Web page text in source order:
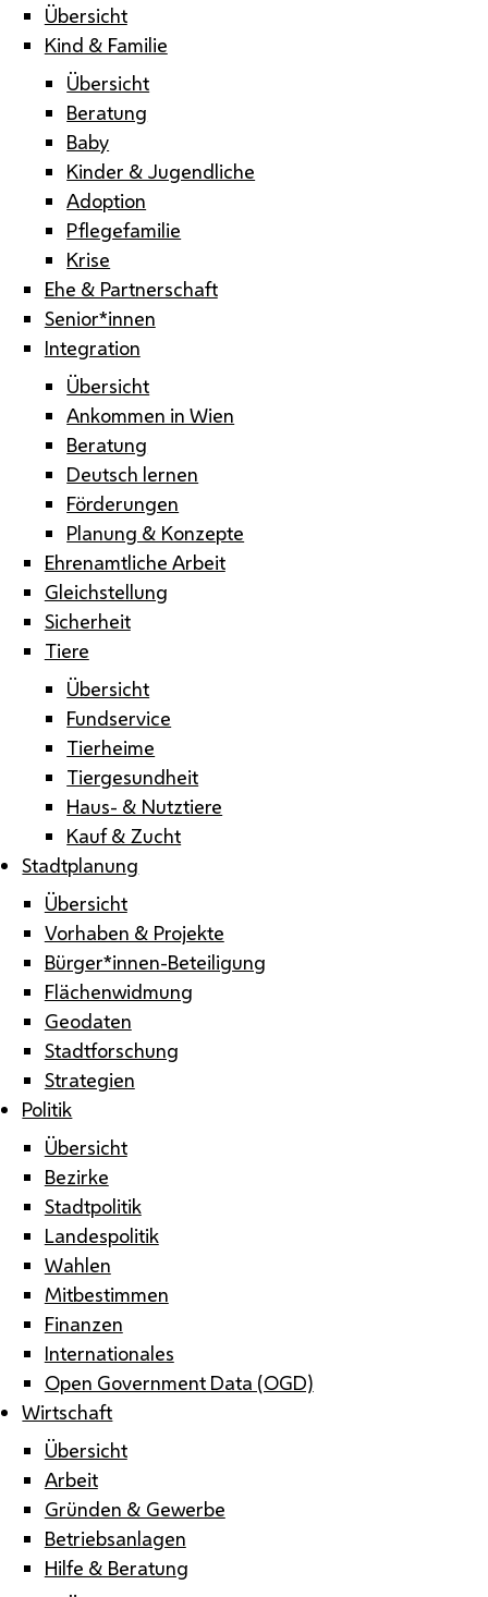
Übersicht
Kind & Familie
Übersicht
Beratung
Baby
Kinder & Jugendliche
Adoption
Pflegefamilie
Krise
Ehe & Partnerschaft
Senior*innen
Integration
Übersicht
Ankommen in Wien
Beratung
Deutsch lernen
Förderungen
Planung & Konzepte
Ehrenamtliche Arbeit
Gleichstellung
Sicherheit
Tiere
Übersicht
Fundservice
Tierheime
Tiergesundheit
Haus- & Nutztiere
Kauf & Zucht
Stadtplanung
Übersicht
Vorhaben & Projekte
Bürger*innen-Beteiligung
Flächenwidmung
Geodaten
Stadtforschung
Strategien
Politik
Übersicht
Bezirke
Stadtpolitik
Landespolitik
Wahlen
Mitbestimmen
Finanzen
Internationales
Open Government Data (OGD)
Wirtschaft
Übersicht
Arbeit
Gründen & Gewerbe
Betriebsanlagen
Hilfe & Beratung